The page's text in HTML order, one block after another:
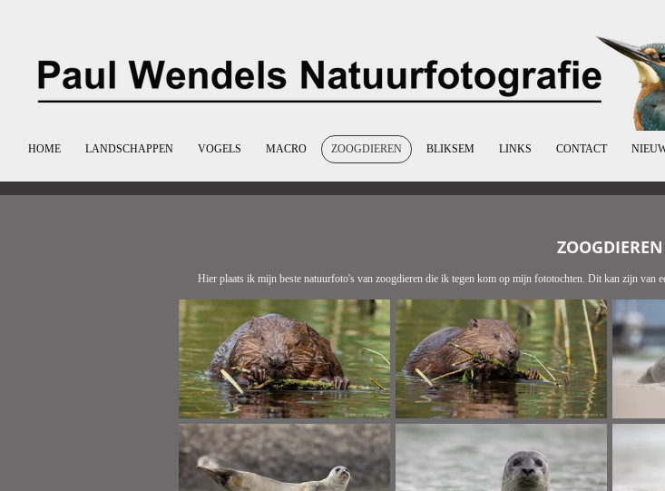
hoofdinhoud
HOME LANDSCHAPPEN VOGELS MACRO ZOOGDIEREN BLIKSEM LINKS CONTACT
ZOOGDIEREN
Hier plaats ik mijn beste natuurfoto's van zoogdieren die ik tegen kom op mijn fototochten. Dit kan zijn van